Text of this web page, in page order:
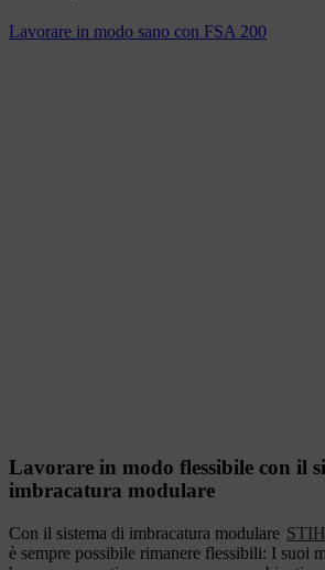
Lavorare in modo sano con FSA 200
Lavorare in modo flessibile con il
imbracatura modulare
Con il sistema di imbracatura modulare
è sempre possibile rimanere flessibili: I suoi